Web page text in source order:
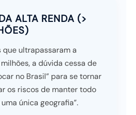
ALTA RENDA (>
que ultrapassaram a
a dúvida cessa de
no Brasil” para se tornar
os riscos de manter todo
única geografia”.